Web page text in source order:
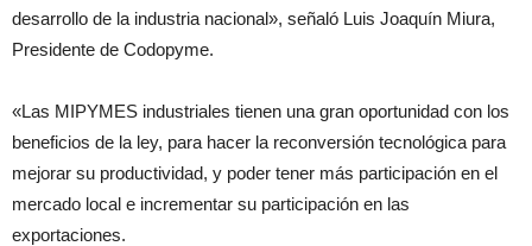
desarrollo de la industria nacional», señaló Luis Joaquín Miura,
Presidente de Codopyme.
«Las MIPYMES industriales tienen una gran oportunidad con los
beneficios de la ley, para hacer la reconversión tecnológica para
mejorar su productividad, y poder tener más participación en el
mercado local e incrementar su participación en las
exportaciones.